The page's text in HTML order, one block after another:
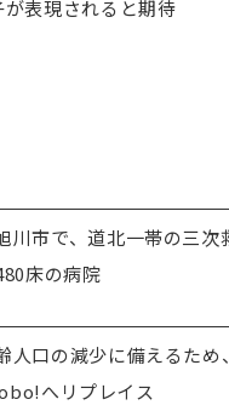
表現されると期待
川市で、道北一帯の三
床の病院
人口の減少に備えるた
へリプレイス